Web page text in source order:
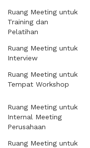
Ruang Meeting untuk
Training dan
Pelatihan
Ruang Meeting untuk
Interview
Ruang Meeting untuk
Tempat Workshop
Ruang Meeting untuk
Internal Meeting
Perusahaan
Ruang Meeting untuk